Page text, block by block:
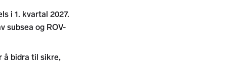
i 1. kvartal 2027.
subsea og ROV-
å bidra til sikre,